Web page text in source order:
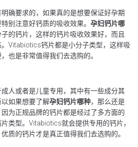
确要求的，如果真的是想要保证好孕期
别注意好钙质的吸收效果。 孕妇钙片哪
的钙片，这样的钙片吸收效果好，而且
Vitabiotics钙片都是小分子类型，这样吸
也是非常值得我们去选购的。
人或者是儿童专用，其中有一些成分其
如果想要了解孕妇钙片哪种，那么还是
为正规品牌的钙片都是经过了多方面的
类型。Vitabiotics就会提供专用的钙片，
质的钙片才是真正值得我们去选购的。